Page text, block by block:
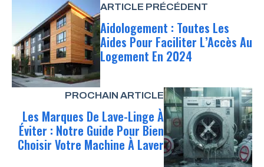
ARTICLE PRÉCÉDENT
Aidologement : Toutes Les
Aides Pour Faciliter L’Accès Au
Logement En 2024
PROCHAIN ARTICLE
Les Marques De Lave-Linge À
Éviter : Notre Guide Pour Bien
Choisir Votre Machine À Laver